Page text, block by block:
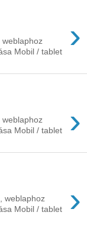
›
weblaphoz
Mobil / tablet
›
weblaphoz
Mobil / tablet
›
weblaphoz
Mobil / tablet